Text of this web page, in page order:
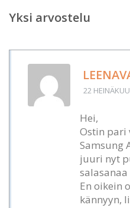
Yksi arvostelu
22
Hei,
Ostin pari
Samsung
juuri nyt
salasanaa
En oikein
kännyyn,